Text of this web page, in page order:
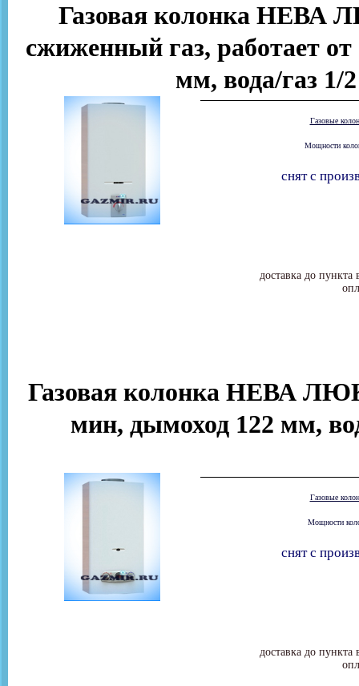
Газовая колонка НЕВА
сжиженный газ, работает
мм, вода/газ 1/
Газовые
Мощности
доставка до
снят с
Газовая колонка НЕВА
мин, дымоход 122 мм,
Газовые
Мощности
доставка до
снят с